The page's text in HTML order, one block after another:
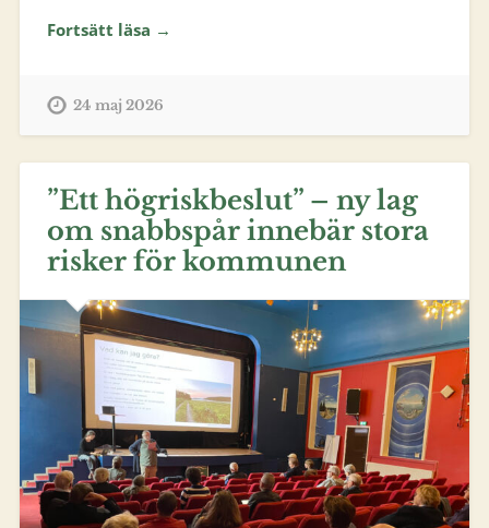
Fortsätt läsa →
24 maj 2026
”Ett högriskbeslut” – ny lag
om snabbspår innebär stora
risker för kommunen